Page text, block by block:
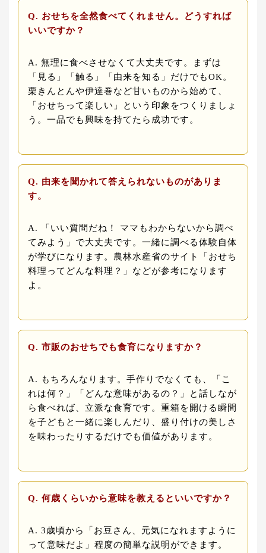
Q. おせちを全然食べてくれません。どうすれば
いいですか？
A. 無理に食べさせなくて大丈夫です。まずは
「見る」「触る」「由来を知る」だけでもOK。
栗きんとんや伊達巻など甘いものから始めて、
「おせちって楽しい」という印象をつくりましょ
う。一品でも興味を持てたら成功です。
Q. 由来を聞かれて答えられないものがありま
す。
A. 「いい質問だね！ ママもわからないから調べ
てみよう」で大丈夫です。一緒に調べる体験自体
が学びになります。農林水産省のサイト「おせち
料理ってどんな料理？」などが参考になります
よ。
Q. 市販のおせちでも食育になりますか？
A. もちろんなります。手作りでなくても、「こ
れは何？」「どんな意味があるの？」と話しなが
ら食べれば、立派な食育です。重箱を開ける瞬間
を子どもと一緒に楽しんだり、盛り付けの美しさ
を味わったりするだけでも価値があります。
Q. 何歳くらいから意味を教えるといいですか？
A. 3歳頃から「お豆さん、元気になれますように
って意味だよ」程度の簡単な説明ができます。